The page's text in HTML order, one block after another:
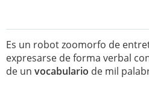
Es un robot zoomorfo de
expresarse de forma verbal
de un vocabulario de mil